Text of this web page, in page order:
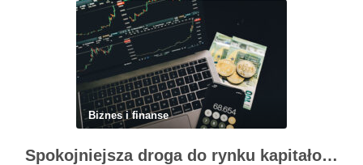
Powiązane wpisy: Jak …
Biznes i finanse
Spokojniejsza droga do rynku kapitałowego bez presji codziennych decyzji